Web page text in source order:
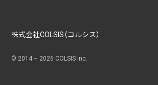
株式会社COLSIS（コルシス）
© 2014 – 2026 COLSIS inc.